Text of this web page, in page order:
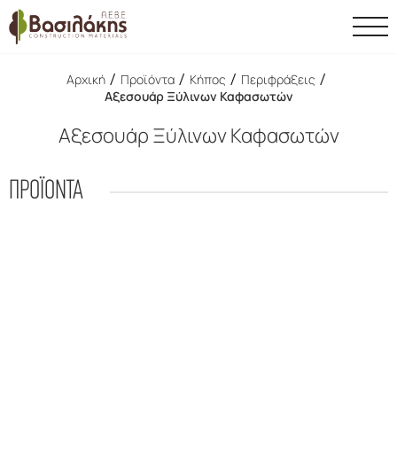
Αρχική / Προϊόντα / Κήπος / Περιφράξεις /
Αξεσουάρ Ξύλινων Καφασωτών
Αξεσουάρ Ξύλινων Καφασωτών
ΠΡΟΪΟΝΤΑ